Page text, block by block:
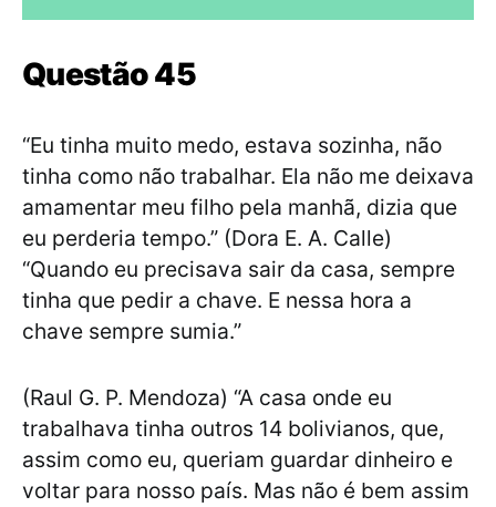
Questão 45
“Eu tinha muito medo, estava sozinha, não
tinha como não trabalhar. Ela não me deixava
amamentar meu filho pela manhã, dizia que
eu perderia tempo.” (Dora E. A. Calle)
“Quando eu precisava sair da casa, sempre
tinha que pedir a chave. E nessa hora a
chave sempre sumia.”
(Raul G. P. Mendoza) “A casa onde eu
trabalhava tinha outros 14 bolivianos, que,
assim como eu, queriam guardar dinheiro e
voltar para nosso país. Mas não é bem assim